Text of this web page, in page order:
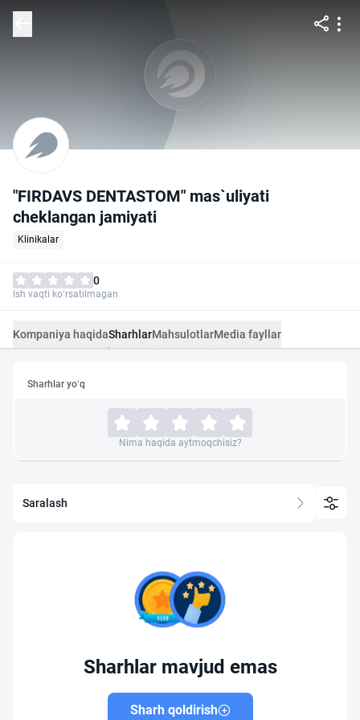
"FIRDAVS DENTASTOM" mas`uliyati
cheklangan jamiyati
Klinikalar
0
Ish vaqti ko‘rsatilmagan
Kompaniya haqidaSharhlarMahsulotlarMedia fayllar
Sharhlar yo‘q
Nima haqida aytmoqchisiz?
Saralash
Sharhlar mavjud emas
Sharh qoldirish